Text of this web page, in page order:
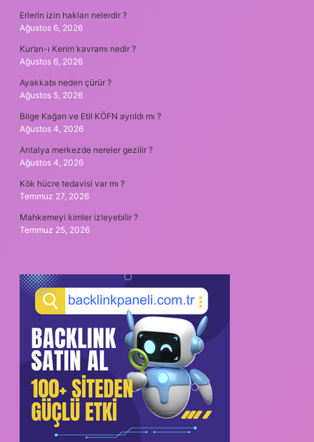
Erlerin izin hakları nelerdir ?
Ağustos 6, 2026
Kur’an-ı Kerim kavramı nedir ?
Ağustos 6, 2026
Ayakkabı neden çürür ?
Ağustos 5, 2026
Bilge Kağan ve Etil KÖFN ayrıldı mı ?
Ağustos 4, 2026
Antalya merkezde nereler gezilir ?
Ağustos 4, 2026
Kök hücre tedavisi var mı ?
Temmuz 27, 2026
Mahkemeyi kimler izleyebilir ?
Temmuz 25, 2026